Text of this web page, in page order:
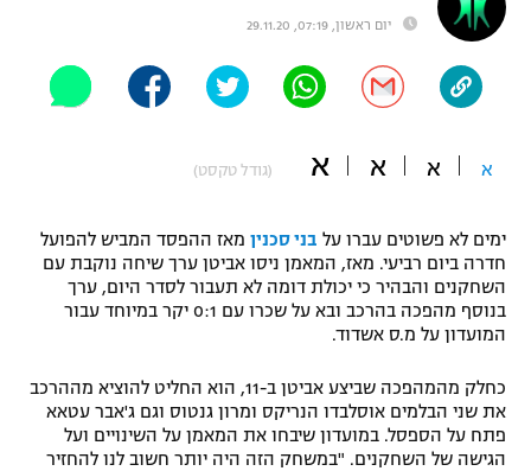
"מחצית בשכונה" – פודקאסט
משתתפים וזוכים בפרסים
תקנון משתתפים וזוכים בפרסים
תקנון עבור פעילות אלקטרה
תקנון עבור פעילות ספורט 1 – "מרלן"
גיימינג E-Sports
מדיניות פרטיות
ספורט מוטורי
כדורמים
ספורט אתגרי ואקסטרים
אומנויות לחימה
גיימינג E-Sports
יום ראשון, 07:19, 29.11.20
א א א א (גודל טקסט)
ימים לא פשוטים עברו על בני סכנין מאז ההפסד המביש להפועל
חדרה ביום רביעי. מאז, המאמן ניסו אביטן ערך שיחה נוקבת עם
השחקנים והבהיר כי יכולת דומה לא תעבור לסדר היום, ערך
בנוסף מהפכה בהרכב ובא על שכרו עם 0:1 יקר במיוחד עבור
המועדון על מ.ס אשדוד.
כחלק מהמהפכה שביצע אביטן ב-11, הוא החליט להוציא מההרכב
את שני הבלמים אוסלבדו הנריקס ומרון גנטוס וגם ג'אבר עטאא
פתח על הספסל. במועדון שיבחו את המאמן על השינויים ועל
הגישה של השחקנים. "במשחק הזה היה יותר חשוב לנו להחזיר